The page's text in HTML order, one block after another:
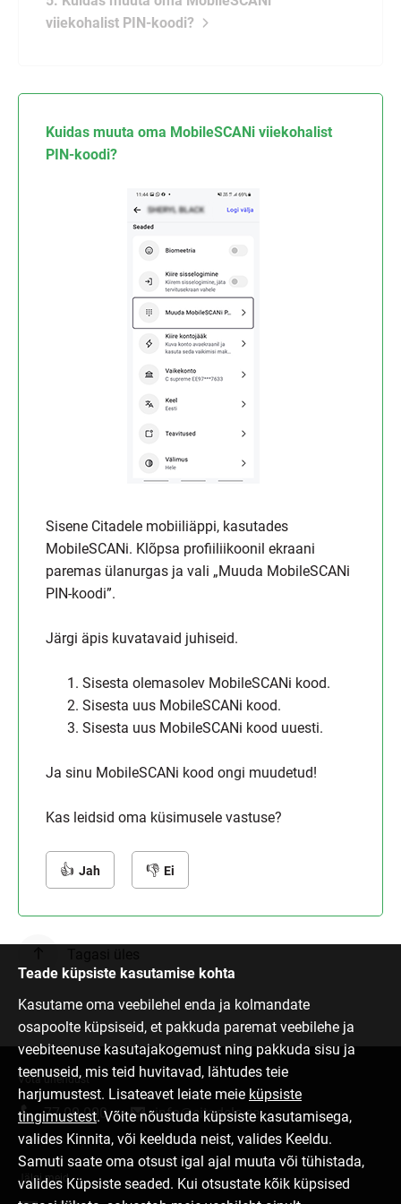
viiekohalist PIN-koodi?
Kuidas muuta oma MobileSCANi viiekohalist
PIN-koodi?
Sisene Citadele mobiiliäppi, kasutades
MobileSCANi. Klõpsa profiiliikoonil ekraani
paremas ülanurgas ja vali „Muuda MobileSCANi
PIN-koodi”.
Järgi äpis kuvatavaid juhiseid.
1. Sisesta olemasolev MobileSCANi kood.
2. Sisesta uus MobileSCANi kood.
3. Sisesta uus MobileSCANi kood uuesti.
Ja sinu MobileSCANi kood ongi muudetud!
Kas leidsid oma küsimusele vastuse?
Jah Ei
Teade küpsiste kasutamise kohta
Kasutame oma veebilehel enda ja kolmandate
osapoolte küpsiseid, et pakkuda paremat veebilehe ja
veebiteenuse kasutajakogemust ning pakkuda sisu ja
teenuseid, mis teid huvitavad, lähtudes teie
harjumustest. Lisateavet leiate meie küpsiste
tingimustest. Võite nõustuda küpsiste kasutamisega,
valides Kinnita, või keelduda neist, valides Keeldu.
Samuti saate oma otsust igal ajal muuta või tühistada,
valides Küpsiste seaded. Kui otsustate kõik küpsised
Võta ühendust
77 00 000 info@citadele.ee
Jälgi meid